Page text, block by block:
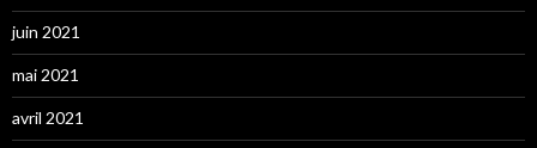
juin 2021
mai 2021
avril 2021